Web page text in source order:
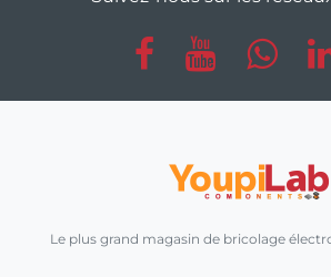
Le plus grand magasin de bricolage